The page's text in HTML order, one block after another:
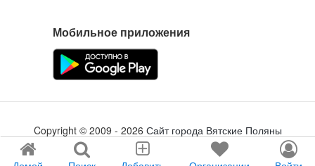
Мобильное приложения
Copyright © 2009 - 2026 Сайт города Вятские Поляны
Создание сайта
tabson.ru